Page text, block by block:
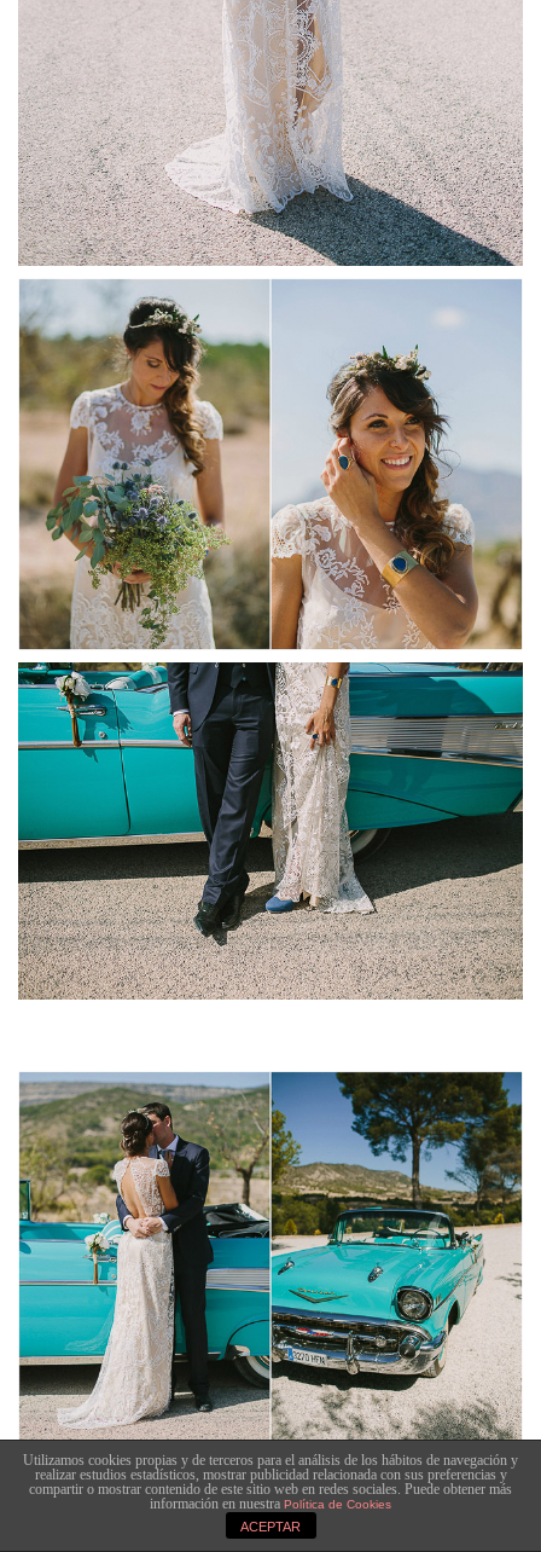
Utilizamos cookies propias y de terceros para el análisis de los hábitos de navegación y
realizar estudios estadísticos, mostrar publicidad relacionada con sus preferencias y
compartir o mostrar contenido de este sitio web en redes sociales. Puede obtener más
información en nuestra Política de Cookies
ACEPTAR